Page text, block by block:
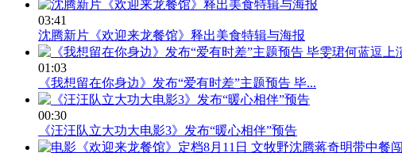
03:41
沈腾新片《欢迎来龙餐馆》释出美食特辑与海报
01:03
《我想留在你身边》发布“爱有时差”主题预告 毕...
00:30
《汪汪队立大功大电影3》发布“暖心相伴”预告